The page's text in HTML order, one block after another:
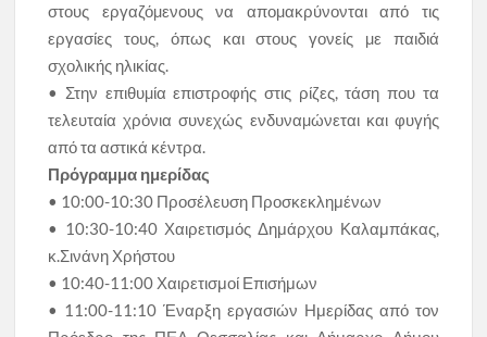
στους εργαζόµενους να αποµακρύνονται από τις
εργασίες τους, όπως και στους γονείς µε παιδιά
σχολικής ηλικίας.
• Στην επιθυµία επιστροφής στις ρίζες, τάση που τα
τελευταία χρόνια συνεχώς ενδυναµώνεται και φυγής
από τα αστικά κέντρα.
Πρόγραμμα ημερίδας
• 10:00-10:30 Προσέλευση Προσκεκλημένων
• 10:30-10:40 Χαιρετισμός Δημάρχου Καλαμπάκας,
κ.Σινάνη Χρήστου
• 10:40-11:00 Χαιρετισμοί Επισήμων
• 11:00-11:10 Έναρξη εργασιών Ημερίδας από τον